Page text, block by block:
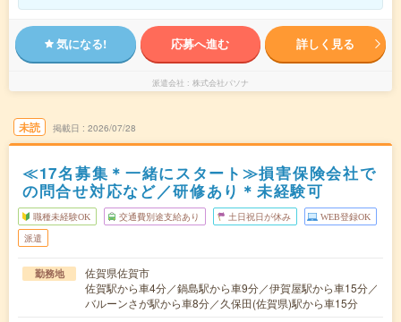
気になる! 応募へ進む 詳しく見る
派遣会社 株式会社パソナ
未読 掲載日 2026/07/28
≪17名募集＊一緒にスタート≫損害保険会社で
の問合せ対応など／研修あり＊未経験可
職種未経験OK 交通費別途支給あり 土日祝日が休み WEB登録OK
派遣
勤務地
佐賀県佐賀市
佐賀駅から車4分／鍋島駅から車9分／伊賀屋駅から車15分／
バルーンさが駅から車8分／久保田(佐賀県)駅から車15分